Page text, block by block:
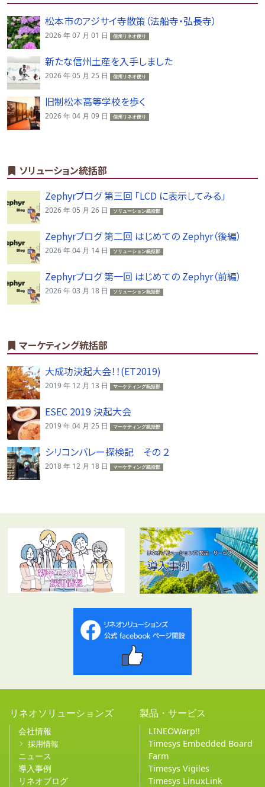
松本市のアジサイ寺散策（法船寺・弘長寺）
2026 年 07 月 01 日 信州リネオ便り
新たな信州土産を入手しました
2026 年 05 月 25 日 信州リネオ便り
旧制松本高等学校を歩く
2026 年 04 月 09 日 信州リネオ便り
ソリューション統括部
Zephyrブログ 第三回 「LCD に表示してみる」
2026 年 05 月 26 日 ソリューション統括部
Zephyrブログ 第二回 はじめての Zephyr（後編）
2026 年 04 月 14 日 ソリューション統括部
Zephyrブログ 第一回 はじめての Zephyr（前編）
2026 年 03 月 18 日 ソリューション統括部
マーケティング統括部
大成功決起大会！！(ET2019)
2019 年 12 月 13 日 マーケティング統括部
ESEC 2019 決起大会
2019 年 04 月 25 日 マーケティング統括部
シリコンバレー探検記 その ２
2018 年 12 月 18 日 マーケティング統括部
リネオソリューションズ
会社情報
採用情報
ニュース
導入事例
リネオブログ
製品・サービス
LINEOWarp!!
Timesys Embedded Board
Farm
Timesys Vigiles
Timesys LinuxLink